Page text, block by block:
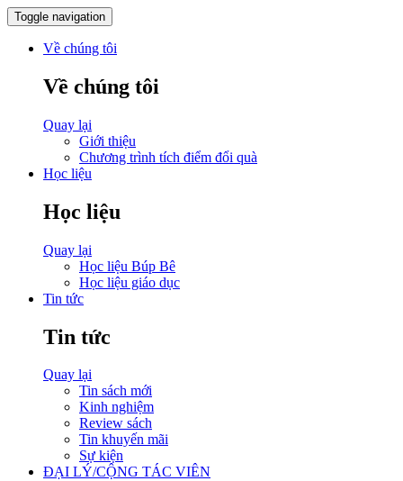
Toggle navigation
Về chúng tôi
Về chúng tôi
Quay lại
Giới thiệu
Chương trình tích điểm đổi quà
Học liệu
Học liệu
Quay lại
Học liệu Búp Bê
Học liệu giáo dục
Tin tức
Tin tức
Quay lại
Tin sách mới
Kinh nghiệm
Review sách
Tin khuyến mãi
Sự kiện
ĐẠI LÝ/CỘNG TÁC VIÊN